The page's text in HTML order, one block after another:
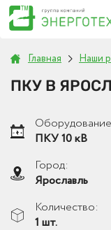
Главная Наши
ПКУ В
ПКУ 10 кВ
Город:
Ярославль
Количество:
1 шт.